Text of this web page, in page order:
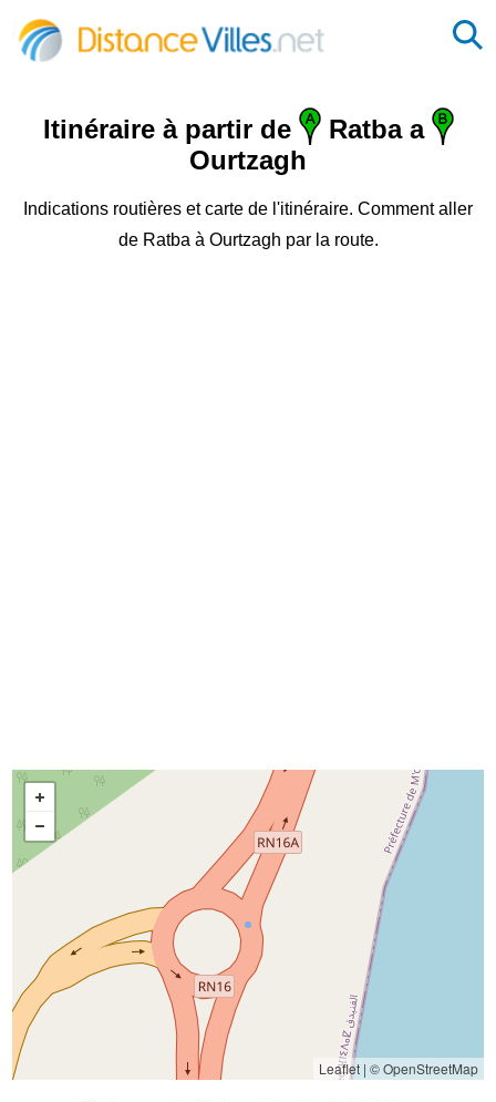
Itinéraire à partir de
Ratba a
Ourtzagh
Indications routières et carte de l'itinéraire. Comment aller
de Ratba à Ourtzagh par la route.
Leaflet| © OpenStreetMap